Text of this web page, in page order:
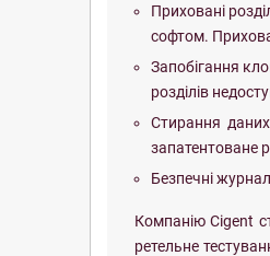
Приховані
софтом.
Запобігання
розділів
Стирання
запатентоване
Безпечні
Компанію Cigent
ретельне